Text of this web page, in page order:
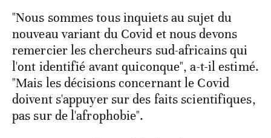
"Nous sommes tous inquiets au sujet du
nouveau variant du Covid et nous devons
remercier les chercheurs sud-africains qui
l'ont identifié avant quiconque", a-t-il estimé.
"Mais les décisions concernant le Covid
doivent s'appuyer sur des faits scientifiques,
pas sur de l'afrophobie".